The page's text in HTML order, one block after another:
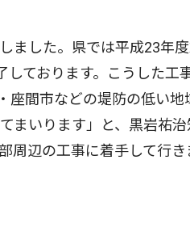
した。県では平成23年
しております。こうした工
座間市などの堤防の低い
まいります」と、黒岩祐
辺の工事に着手して行き